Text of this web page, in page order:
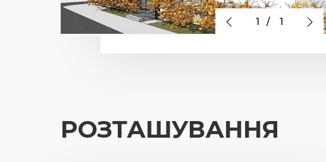
1 / 1
РОЗТАШУВАННЯ